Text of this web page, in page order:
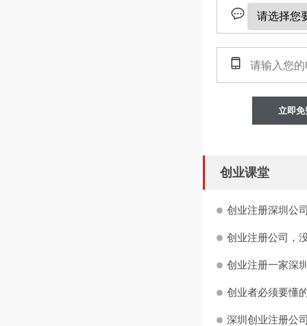
立即免
创业课堂
创业注册深圳公
创业注册公司，
创业注册一家深
创业者必须要懂
深圳创业注册公